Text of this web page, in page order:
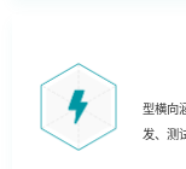
型横向
发、测